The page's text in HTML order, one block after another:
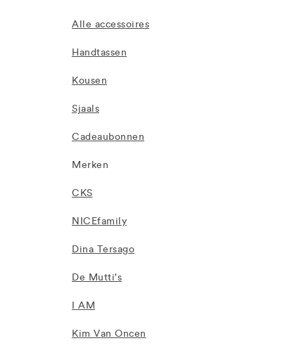
Alle accessoires
Handtassen
Kousen
Sjaals
Cadeaubonnen
Merken
CKS
NICEfamily
Dina Tersago
De Mutti's
I AM
Kim Van Oncen